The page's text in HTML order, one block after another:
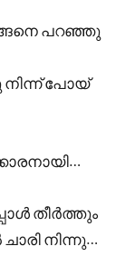
പറഞ്ഞു
പോയ്‌
തീർത്തും
നിന്നു…